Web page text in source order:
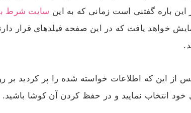
این باره گفتنی است زمانی که به این سایت شرط
خواهد یافت که در این صفحه فیلدهای قرار
این که اطلاعات خواسته شده را پر کردید بر
انتخاب نمایید و در حفظ کردن آن کوشا